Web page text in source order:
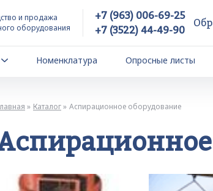
и продажа
оборудования
+7 (963) 006-69-25
+7 (3522) 44-49-90
Номенклатура Опросные листы
Каталог Аспирационное оборудование